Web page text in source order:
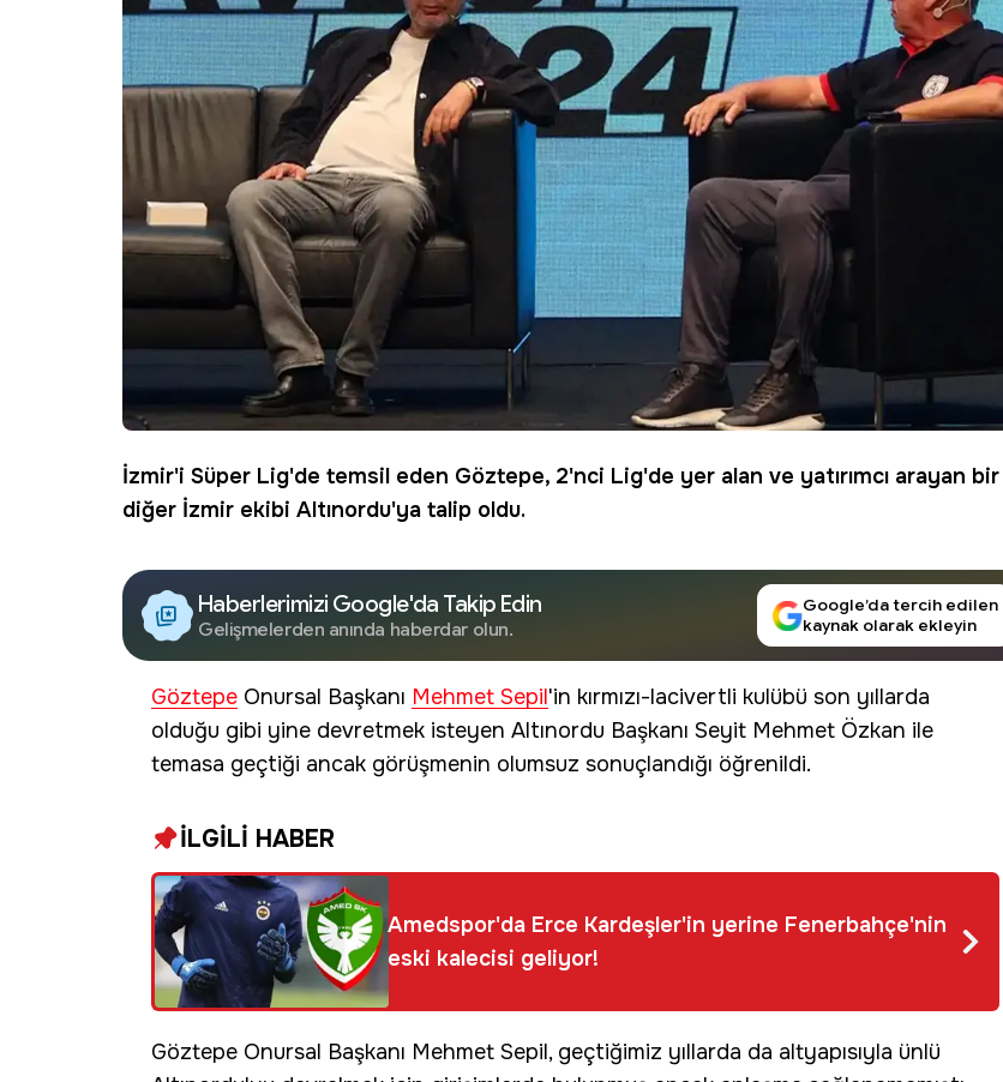
İzmir'i Süper Lig'de temsil eden Göztepe, 2'nci Lig'de yer alan ve yatırımcı arayan bir
diğer İzmir ekibi Altınordu'ya talip oldu.
Haberlerimizi Google'da Takip Edin
Gelişmelerden anında haberdar olun.
Google’da tercih edilen
kaynak olarak ekleyin
Göztepe Onursal Başkanı Mehmet Sepil'in kırmızı-lacivertli kulübü son yıllarda
olduğu gibi yine devretmek isteyen Altınordu Başkanı Seyit Mehmet Özkan ile
temasa geçtiği ancak görüşmenin olumsuz sonuçlandığı öğrenildi.
İLGİLİ HABER
Amedspor'da Erce Kardeşler'in yerine Fenerbahçe'nin
eski kalecisi geliyor!
Göztepe Onursal Başkanı Mehmet Sepil, geçtiğimiz yıllarda da altyapısıyla ünlü